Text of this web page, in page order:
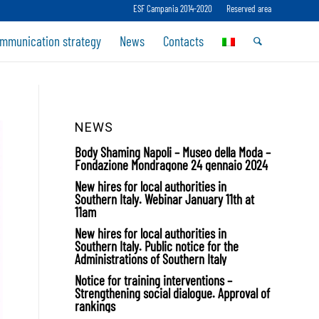
ESF Campania 2014-2020 Reserved area
strategy News Contacts
NEWS
Body Shaming Napoli – Museo della Moda –
Fondazione Mondragone 24 gennaio 2024
New hires for local authorities in
Southern Italy. Webinar January 11th at
11am
New hires for local authorities in
Southern Italy. Public notice for the
Administrations of Southern Italy
Notice for training interventions –
Strengthening social dialogue. Approval of
rankings